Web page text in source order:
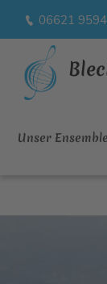
06621
Unser Ensemble